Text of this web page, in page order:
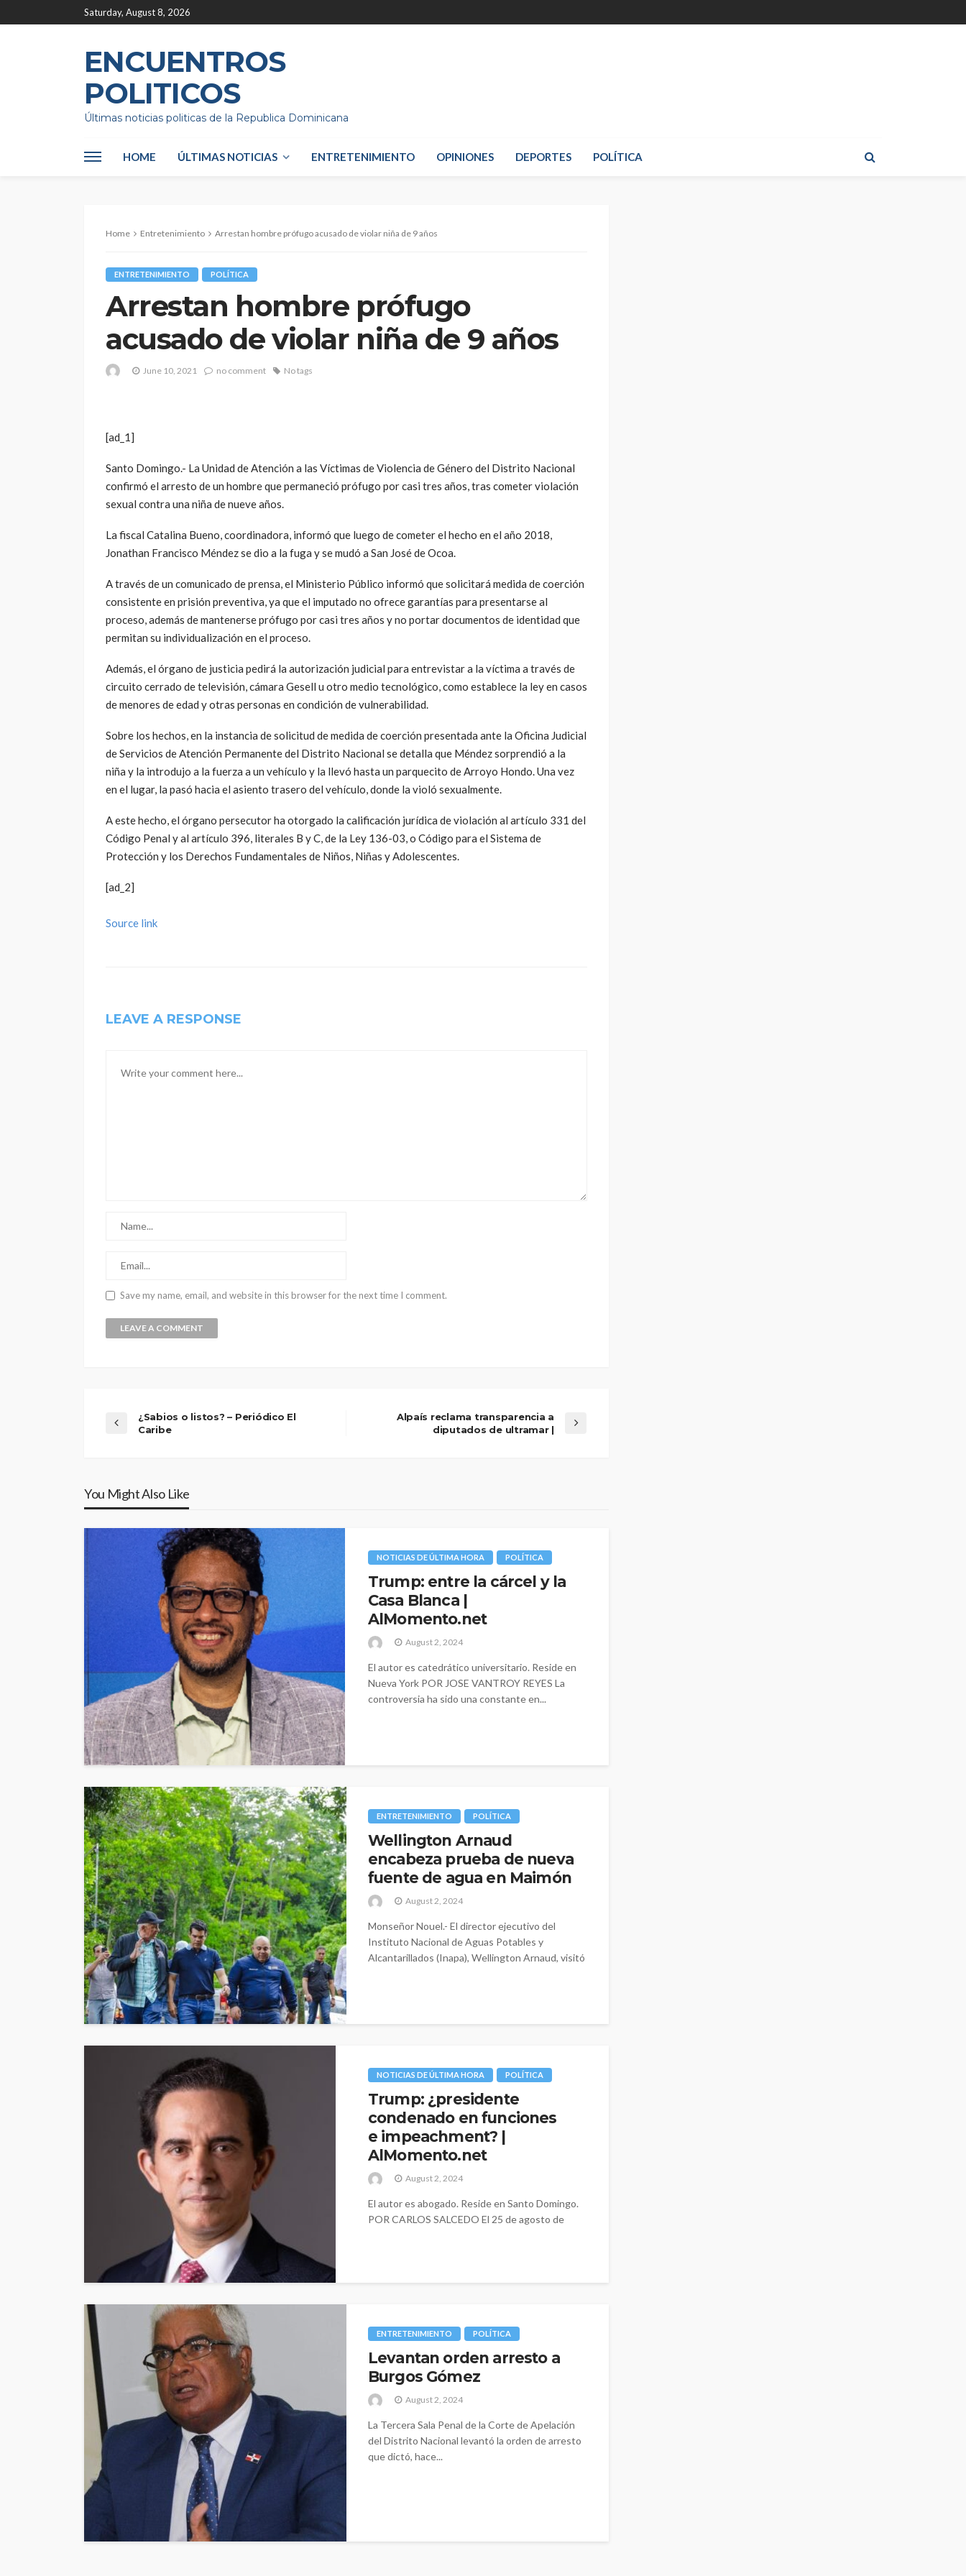
Saturday, August 8, 2026
ENCUENTROS
POLITICOS
Últimas noticias politicas de la Republica Dominicana
HOME ÚLTIMAS NOTICIAS ENTRETENIMIENTO OPINIONES DEPORTES POLÍTICA
Home Entretenimiento Arrestan hombre prófugo acusado de violar niña de 9 años
ENTRETENIMIENTO POLÍTICA
Arrestan hombre prófugo
acusado de violar niña de 9 años
June 10, 2021 no comment No tags
[ad_1]
Santo Domingo.- La Unidad de Atención a las Víctimas de Violencia de Género del Distrito Nacional
confirmó el arresto de un hombre que permaneció prófugo por casi tres años, tras cometer violación
sexual contra una niña de nueve años.
La fiscal Catalina Bueno, coordinadora, informó que luego de cometer el hecho en el año 2018,
Jonathan Francisco Méndez se dio a la fuga y se mudó a San José de Ocoa.
A través de un comunicado de prensa, el Ministerio Público informó que solicitará medida de coerción
consistente en prisión preventiva, ya que el imputado no ofrece garantías para presentarse al
proceso, además de mantenerse prófugo por casi tres años y no portar documentos de identidad que
permitan su individualización en el proceso.
Además, el órgano de justicia pedirá la autorización judicial para entrevistar a la víctima a través de
circuito cerrado de televisión, cámara Gesell u otro medio tecnológico, como establece la ley en casos
de menores de edad y otras personas en condición de vulnerabilidad.
Sobre los hechos, en la instancia de solicitud de medida de coerción presentada ante la Oficina Judicial
de Servicios de Atención Permanente del Distrito Nacional se detalla que Méndez sorprendió a la
niña y la introdujo a la fuerza a un vehículo y la llevó hasta un parquecito de Arroyo Hondo. Una vez
en el lugar, la pasó hacia el asiento trasero del vehículo, donde la violó sexualmente.
A este hecho, el órgano persecutor ha otorgado la calificación jurídica de violación al artículo 331 del
Código Penal y al artículo 396, literales B y C, de la Ley 136-03, o Código para el Sistema de
Protección y los Derechos Fundamentales de Niños, Niñas y Adolescentes.
[ad_2]
Source link
LEAVE A RESPONSE
Save my name, email, and website in this browser for the next time I comment.
¿Sabios o listos? – Periódico El
Caribe
Alpaís reclama transparencia a
diputados de ultramar |
You Might Also Like
NOTICIAS DE ÚLTIMA HORA POLÍTICA
Trump: entre la cárcel y la
Casa Blanca |
AlMomento.net
August 2, 2024
El autor es catedrático universitario. Reside en
Nueva York POR JOSE VANTROY REYES La
controversia ha sido una constante en...
ENTRETENIMIENTO POLÍTICA
Wellington Arnaud
encabeza prueba de nueva
fuente de agua en Maimón
August 2, 2024
Monseñor Nouel.- El director ejecutivo del
Instituto Nacional de Aguas Potables y
Alcantarillados (Inapa), Wellington Arnaud, visitó
NOTICIAS DE ÚLTIMA HORA POLÍTICA
Trump: ¿presidente
condenado en funciones
e impeachment? |
AlMomento.net
August 2, 2024
El autor es abogado. Reside en Santo Domingo.
POR CARLOS SALCEDO El 25 de agosto de
ENTRETENIMIENTO POLÍTICA
Levantan orden arresto a
Burgos Gómez
August 2, 2024
La Tercera Sala Penal de la Corte de Apelación
del Distrito Nacional levantó la orden de arresto
que dictó, hace...